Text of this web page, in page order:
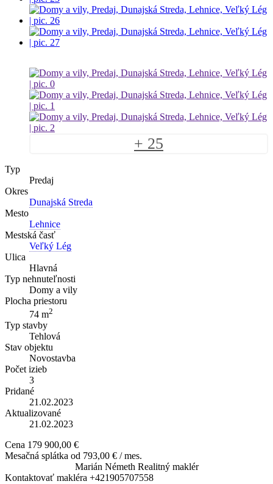
+ 25
Typ
Predaj
Okres
Dunajská Streda
Mesto
Lehnice
Mestská časť
Veľký Lég
Ulica
Hlavná
Typ nehnuteľnosti
Domy a vily
Plocha priestoru
74 m2
Typ stavby
Tehlová
Stav objektu
Novostavba
Počet izieb
3
Pridané
21.02.2023
Aktualizované
21.02.2023
Cena 179 900,00 €
Mesačná splátka od 793,00 € / mes.
Marián Németh Realitný maklér
Kontaktovať makléra +421905707558